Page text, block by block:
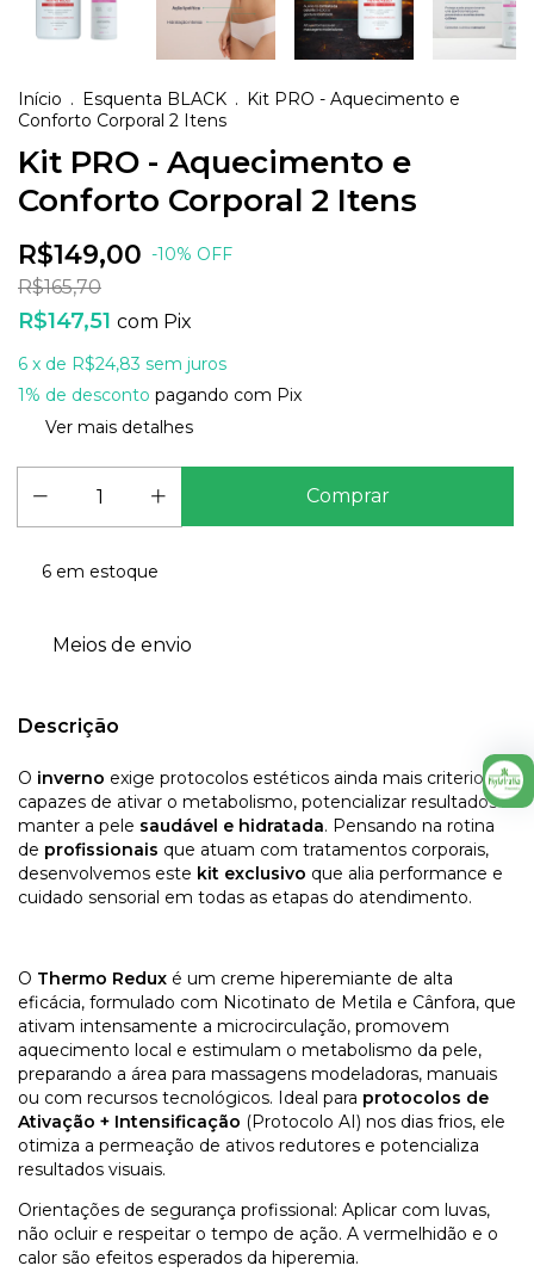
Início . Esquenta BLACK . Kit PRO - Aquecimento e
Conforto Corporal 2 Itens
Kit PRO - Aquecimento e
Conforto Corporal 2 Itens
R$149,00 -10% OFF
R$165,70
R$147,51 com Pix
6 x de R$24,83 sem juros
1% de desconto pagando com Pix
Ver mais detalhes
6em estoque
Meios de envio
Descrição
O inverno exige protocolos estéticos ainda mais criteriosos,
capazes de ativar o metabolismo, potencializar resultados e
manter a pele saudável e hidratada. Pensando na rotina
de profissionais que atuam com tratamentos corporais,
desenvolvemos este kit exclusivo que alia performance e
cuidado sensorial em todas as etapas do atendimento.
O Thermo Redux é um creme hiperemiante de alta
eficácia, formulado com Nicotinato de Metila e Cânfora, que
ativam intensamente a microcirculação, promovem
aquecimento local e estimulam o metabolismo da pele,
preparando a área para massagens modeladoras, manuais
ou com recursos tecnológicos. Ideal para protocolos de
Ativação + Intensificação (Protocolo AI) nos dias frios, ele
otimiza a permeação de ativos redutores e potencializa
resultados visuais.
Orientações de segurança profissional: Aplicar com luvas,
não ocluir e respeitar o tempo de ação. A vermelhidão e o
calor são efeitos esperados da hiperemia.